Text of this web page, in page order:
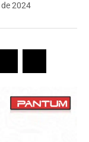
2024